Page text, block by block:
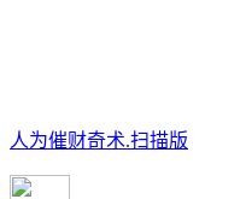
人为催财奇术.扫描版